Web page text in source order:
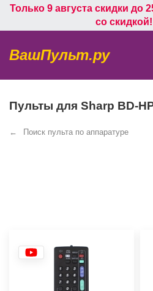
Только 9 августа скидки до
со скидкой!
ВашПульт.ру
Пульты для Sharp BD-
Поиск пульта по аппаратуре